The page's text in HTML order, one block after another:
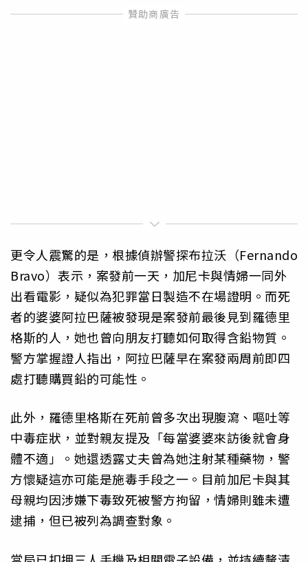
更令人震驚的是，根據偵辦警探布拉沃（Fernando
Bravo）表示，案發前一天，加尼卡與情婦一同外
出看電影，疑似為犯罪當日製造不在場證明。而死
者的婆婆阿拉巴薩被發現是案發前最後見到羅德里
格斯的人，她也曾向朋友打聽如何取得含鉛物質。
警方掌握證人指出，阿拉巴薩早在案發兩周前即四
處打聽購買鉛的可能性。
此外，羅德里格斯在死前曾多次出現腹瀉、嘔吐等
中毒症狀，並對親友提及「每當婆婆來訪後就會身
體不適」。她還透露丈夫曾為她注射某種藥物，警
方懷疑這亦可能是施毒手段之一。目前加尼卡與其
母親均因涉嫌下毒致死被警方拘留，情婦則雖未遭
逮捕，但已被列為調查對象。